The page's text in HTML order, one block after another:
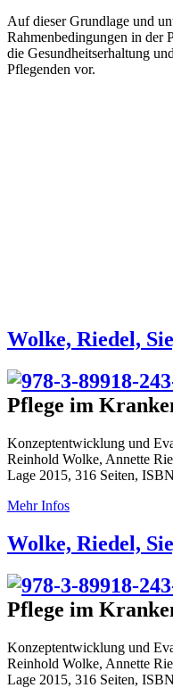
Auf dieser Grundlage und
Rahmenbedingungen in der
die Gesundheitserhaltung
Pflegenden vor.
Wolke, Riedel,
Pflege im
Konzeptentwicklung und
Reinhold Wolke, Annette
Lage 2015, 316 Seiten,
Mehr Infos
Wolke, Riedel,
Pflege im
Konzeptentwicklung und
Reinhold Wolke, Annette
Lage 2015, 316 Seiten,